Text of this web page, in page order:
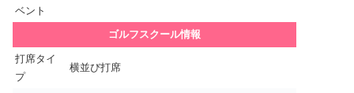
ベント
ゴルフスクール情報
打席タイ
プ
横並び打席